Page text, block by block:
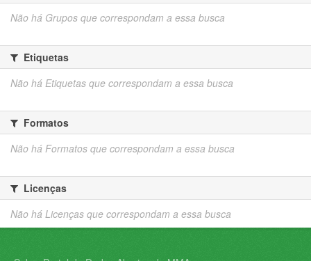
Não há Grupos que correspondam a essa busca
Etiquetas
Não há Etiquetas que correspondam a essa busca
Formatos
Não há Formatos que correspondam a essa busca
Licenças
Não há Licenças que correspondam a essa busca